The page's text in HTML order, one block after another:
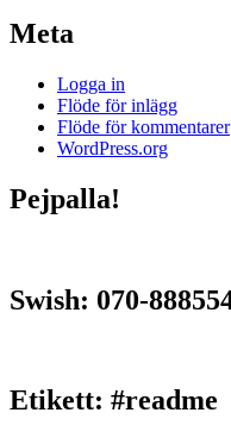
Meta
Logga in
Flöde för inlägg
Flöde för kommentarer
WordPress.org
Pejpalla!
Swish: 070-
Etikett: #readme